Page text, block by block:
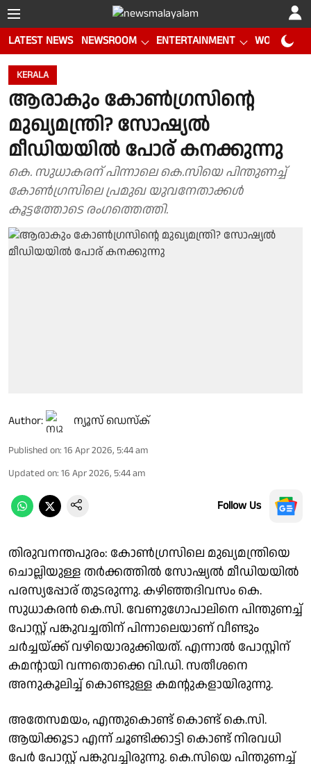
LATEST NEWS NEWSROOM ENTERTAINMENT WORLD CUP
KERALA
ആരാകും കോൺഗ്രസിൻ്റെ
മുഖ്യമന്ത്രി? സോഷ്യൽ
മീഡിയയിൽ പോര് കനക്കുന്നു
കെ. സുധാകരന് പിന്നാലെ കെ.സിയെ പിന്തുണച്ച്
കോൺഗ്രസിലെ പ്രമുഖ യുവനേതാക്കൾ
കൂട്ടത്തോടെ രംഗത്തെത്തി.
Author: ന്യൂസ് ഡെസ്ക്
Published on: 16 Apr 2026, 5:44 am
Updated on: 16 Apr 2026, 5:44 am
Follow Us
തിരുവനന്തപുരം: കോൺഗ്രസിലെ മുഖ്യമന്ത്രിയെ
ചൊല്ലിയുള്ള തർക്കത്തിൽ സോഷ്യൽ മീഡിയയിൽ
പരസ്യപ്പോര് തുടരുന്നു. കഴിഞ്ഞദിവസം കെ.
സുധാകരൻ കെ.സി. വേണുഗോപാലിനെ പിന്തുണച്ച്
പോസ്റ്റ് പങ്കുവച്ചതിന് പിന്നാലെയാണ് വീണ്ടും
ചർച്ചയ്ക്ക് വഴിയൊരുക്കിയത്. എന്നാൽ പോസ്റ്റിന്
കമൻ്റായി വന്നതൊക്കെ വി.ഡി. സതീശനെ
അനുകൂലിച്ച് കൊണ്ടുള്ള കമൻ്റുകളായിരുന്നു.
അതേസമയം, എന്തുകൊണ്ട് കൊണ്ട് കെ.സി.
ആയിക്കൂടാ എന്ന് ചൂണ്ടിക്കാട്ടി കൊണ്ട് നിരവധി
പേർ പോസ്റ്റ് പങ്കുവച്ചിരുന്നു. കെ.സിയെ പിന്തുണച്ച്